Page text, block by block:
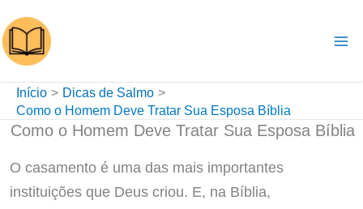
para
o
conteúdo
Início
Dicas de Salmo
Como o Homem Deve Tratar Sua Esposa Bíblia
Como o Homem Deve Tratar Sua Esposa Bíblia
O casamento é uma das mais importantes
instituições que Deus criou. E, na Bíblia,